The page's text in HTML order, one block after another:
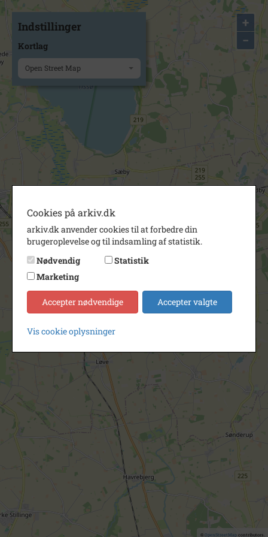
+
−
© OpenStreetMapcontributors.
Indstillinger
Kortlag
Open Street Map
Cookies på arkiv.dk
arkiv.dk anvender cookies til at forbedre din
brugeroplevelse og til indsamling af statistik.
Nødvendig
Statistik
Marketing
Accepter nødvendige Accepter valgte
Vis cookie oplysninger